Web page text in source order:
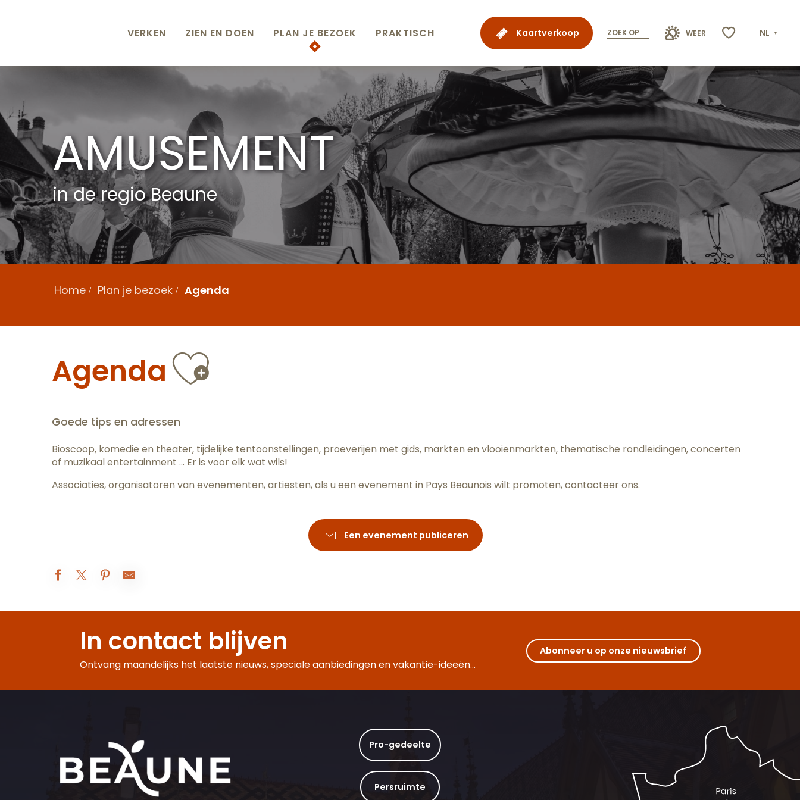
Kaartverkoop ZOEK OP WEER NL
VERKEN ZIEN EN DOEN PLAN JE BEZOEK PRAKTISCH
AMUSEMENT
in de regio Beaune
Home Plan je bezoek Agenda
AgendaAjouter aux favoris
Goede tips en adressen
Bioscoop, komedie en theater, tijdelijke tentoonstellingen, proeverijen met gids, markten en vlooienmarkten, thematische rondleidingen, concerten
of muzikaal entertainment … Er is voor elk wat wils!
Associaties, organisatoren van evenementen, artiesten, als u een evenement in Pays Beaunois wilt promoten,contacteer ons.
Een evenement publiceren
Les Réjouissances au XIXe siècle
Exposition peinture
Visites d'été à la ferme Fruirouge©
Visite contée : le château de l'Ours
Dégustation autour des jus, 100% fruits
In contact blijven
Ontvang maandelijks het laatste nieuws, speciale aanbiedingen en vakantie-ideeën...
Abonneer u op onze nieuwsbrief
Pro-gedeelte
Persruimte